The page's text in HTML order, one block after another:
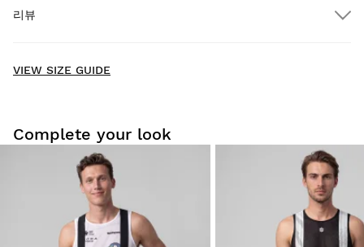
택배 무료
집에서 편안하게 저희 제품을 입어보세요. 배송일로부터 30일 이
내에 반품하실 수 있습니다.
사용자 계정에서 주문하신 상품을 쉽고 빠르게 반품하실 수 있습
리뷰
VIEW SIZE GUIDE
Complete your look